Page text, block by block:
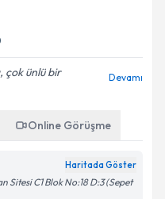
çok ünlü bir
Devamı
Online Görüşme
Haritada Göster
Sitesi C1 Blok No:18 D:3 (Sepet